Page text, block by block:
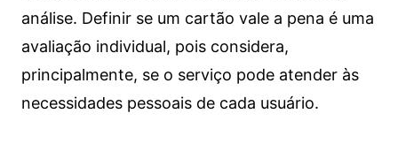
análise. Definir se um cartão vale a pena é uma
avaliação individual, pois considera,
principalmente, se o serviço pode atender às
necessidades pessoais de cada usuário.